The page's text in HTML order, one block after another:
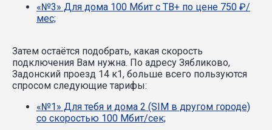
«№3» Для дома 100 Мбит с ТВ+ по цене 750 ₽/
мес;
Затем остаётся подобрать, какая скорость
подключения Вам нужна. По адресу Зябликово,
Задонский проезд 14 к1, больше всего пользуются
спросом следующие тарифы:
«№1» Для тебя и дома 2 (SIM в другом городе)
со скоростью 100 Мбит/сек;